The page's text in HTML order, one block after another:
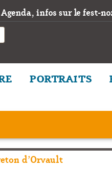
Agenda, infos sur le fest-
PORTRAITS
d’Orvault